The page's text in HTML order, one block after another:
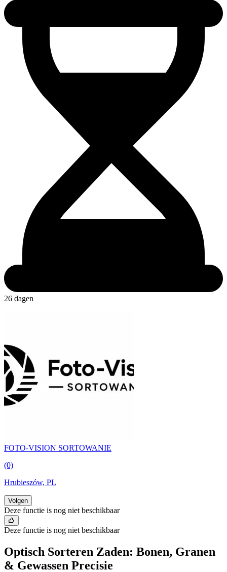
26 dagen
FOTO-VISION SORTOWANIE
(0)
Hrubieszów, PL
Volgen
Deze functie is nog niet beschikbaar
Deze functie is nog niet beschikbaar
Optisch Sorteren Zaden: Bonen, Granen
& Gewassen Precisie